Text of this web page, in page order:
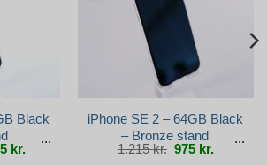
Black
kr. Den
aktuelle
pris
iPhone SE 2 – 64GB Black
– Bronze stand
1.215kr. Den
oprindelige
pris
975 kr. Den
aktuelle
pris